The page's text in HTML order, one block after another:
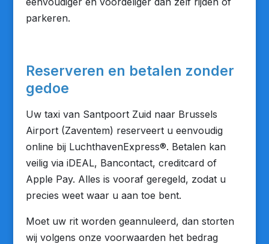
parkeren.
Reserveren en betalen zonder
gedoe
Uw taxi van Santpoort Zuid naar Brussels
Airport (Zaventem) reserveert u eenvoudig
online bij LuchthavenExpress®. Betalen kan
veilig via iDEAL, Bancontact, creditcard of
Apple Pay. Alles is vooraf geregeld, zodat u
precies weet waar u aan toe bent.
Moet uw rit worden geannuleerd, dan storten
wij volgens onze voorwaarden het bedrag